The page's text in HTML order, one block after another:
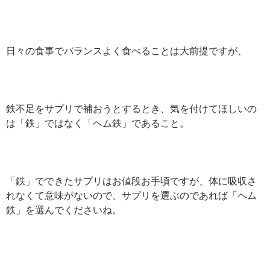
日々の食事でバランスよく食べることは大前提ですが、
鉄不足をサプリで補おうとするとき、気を付けてほしいの
は「鉄」ではなく「ヘム鉄」であること。
「鉄」でできたサプリはお値段お手頃ですが、体に吸収さ
れなくて意味がないので、サプリを選ぶのであれば「ヘム
鉄」を選んでくださいね。